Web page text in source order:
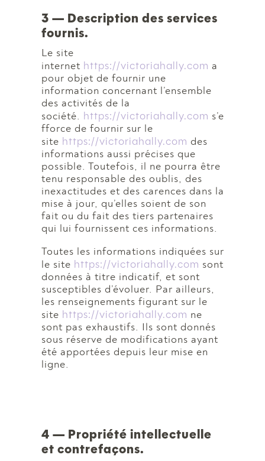
3 — Description des services
fournis.
Le site
internet https://victoriahally.com a
pour objet de fournir une
information concernant l’ensemble
des activités de la
société. https://victoriahally.com s’e
fforce de fournir sur le
site https://victoriahally.com des
informations aussi précises que
possible. Toutefois, il ne pourra être
tenu responsable des oublis, des
inexactitudes et des carences dans la
mise à jour, qu’elles soient de son
fait ou du fait des tiers partenaires
qui lui fournissent ces informations.
Toutes les informations indiquées sur
le site https://victoriahally.com sont
données à titre indicatif, et sont
susceptibles d’évoluer. Par ailleurs,
les renseignements figurant sur le
site https://victoriahally.com ne
sont pas exhaustifs. Ils sont donnés
sous réserve de modifications ayant
été apportées depuis leur mise en
ligne.
4 — Propriété intellectuelle
et contrefaçons.